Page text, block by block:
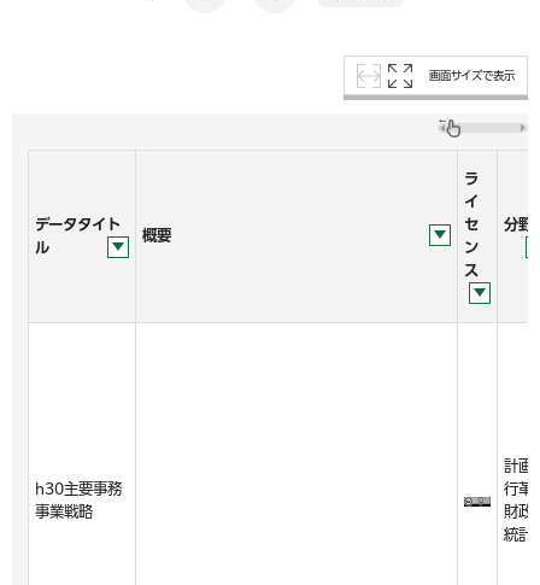
画面サイズで表示
データタイト
ル
概要
ラ
イ
セ
ン
ス
分野
h30主要事務
事業戦略
計画
行革
財政
統計